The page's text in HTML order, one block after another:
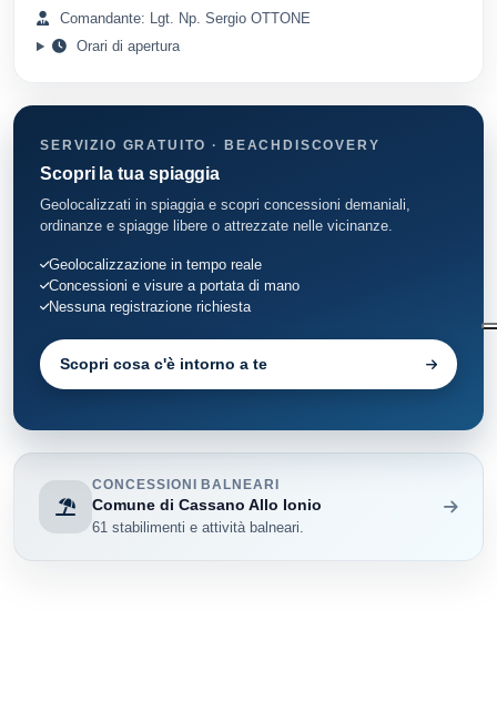
Comandante: Lgt. Np. Sergio OTTONE
Orari di apertura
SERVIZIO GRATUITO · BEACHDISCOVERY
Scopri la tua spiaggia
Geolocalizzati in spiaggia e scopri concessioni demaniali,
ordinanze e spiagge libere o attrezzate nelle vicinanze.
Geolocalizzazione in tempo reale
Concessioni e visure a portata di mano
Nessuna registrazione richiesta
Scopri cosa c'è intorno a te
CONCESSIONI BALNEARI
Comune di Cassano Allo Ionio
61 stabilimenti e attività balneari.